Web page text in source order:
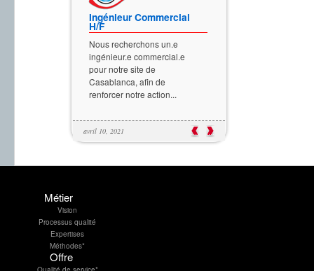
avril 10, 2021 .... ....
Ingénieur Commercial
H/F
Nous recherchons un.e
ingénieur.e commercial.e
pour notre site de
Casablanca, afin de
renforcer notre action...
Ingénieur Télécom
Réseaux Mobiles H/F
Technicien Telecom –
Intramuros Description
Métier
Vision
Processus qualité
Expertises
Méthodes*
Offre